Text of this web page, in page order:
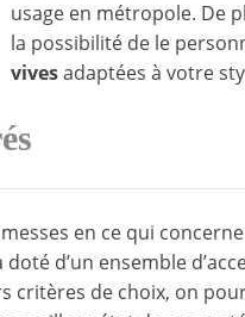
usage en métropole. De
la possibilité de le
vivesadaptées à votre
en ce qui
d’un ensemble
critères de choix, on